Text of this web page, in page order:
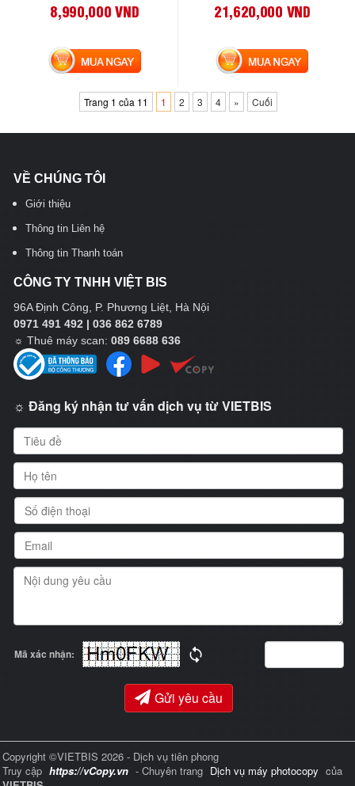
8,990,000 VND
MUA NGAY
21,620,000 VND
MUA NGAY
Trang 1 của 11 1 2 3 4 » Cuối
VỀ CHÚNG TÔI
Giới thiệu
Thông tin Liên hệ
Thông tin Thanh toán
CÔNG TY TNHH VIỆT BIS
96A Định Công, P. Phương Liệt, Hà Nội
0971 491 492 | 036 862 6789
☼ Thuê máy scan: 089 6688 636
☼ Đăng ký nhận tư vấn dịch vụ từ VIETBIS
Mã xác nhận:
Gửi yêu cầu
Copyright ©VIETBIS 2026 - Dịch vụ tiên phong
Truy cập https://vCopy.vn - Chuyên trang Dịch vụ máy photocopy của